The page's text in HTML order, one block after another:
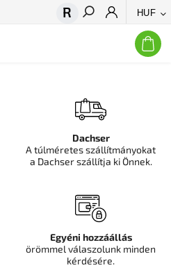
HUF
Keresés
Dachser
A túlméretes szállítmányokat
a Dachser szállítja ki Önnek.
Egyéni hozzáállás
örömmel válaszolunk minden
kérdésére.